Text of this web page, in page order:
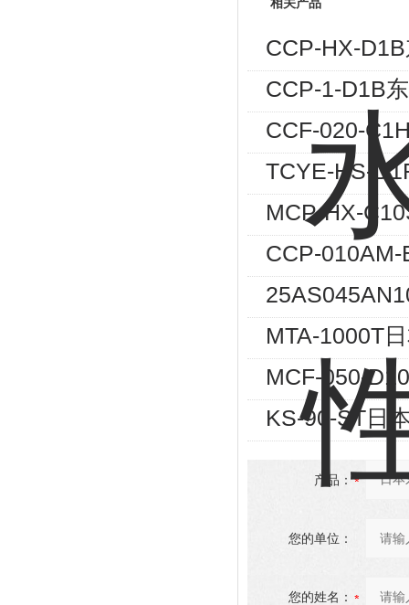
相关产品
CCP-HX-
CCP-1-D1B
CCF-020-
TCYE-HS-
MCP-HX-
CCP-
MTA-1000T
MCF-050-
KS-90-ST日
产品：
您的单位：
您的姓名：